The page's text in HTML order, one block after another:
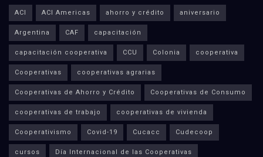
ACI ACI Americas ahorro y crédito aniversario
Argentina CAF capacitación
capacitación cooperativa CCU Colonia cooperativa
Cooperativas cooperativas agrarias
Cooperativas de Ahorro y Crédito Cooperativas de Consumo
cooperativas de trabajo cooperativas de vivienda
Cooperativismo Covid-19 Cucacc Cudecoop
cursos Día Internacional de las Cooperativas